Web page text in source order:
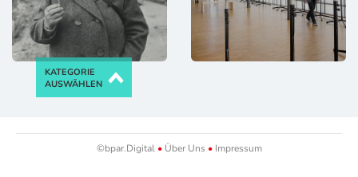
©bpar.Digital •Über Uns •Impressum
KATEGORIE
AUSWÄHLEN